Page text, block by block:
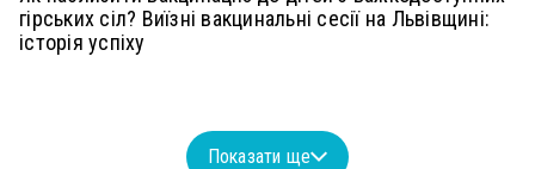
гірських сіл? Виїзні вакцинальні сесії на Львівщині:
історія успіху
Показати ще